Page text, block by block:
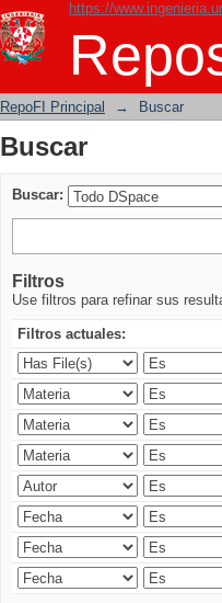
https://
Buscar
RepoFI Principal → Buscar
Buscar
Buscar:
Filtros
Use filtros para refinar sus
Filtros actuales: